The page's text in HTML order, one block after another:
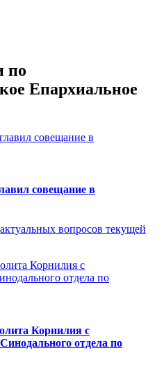
по
Епархиальное
совещание в
вопросов текущей
Корнилия с
отдела по